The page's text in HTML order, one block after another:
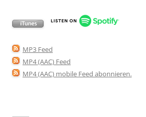
MP3 Feed
MP4 (AAC) Feed
MP4 (AAC) mobile Feed abonnieren.